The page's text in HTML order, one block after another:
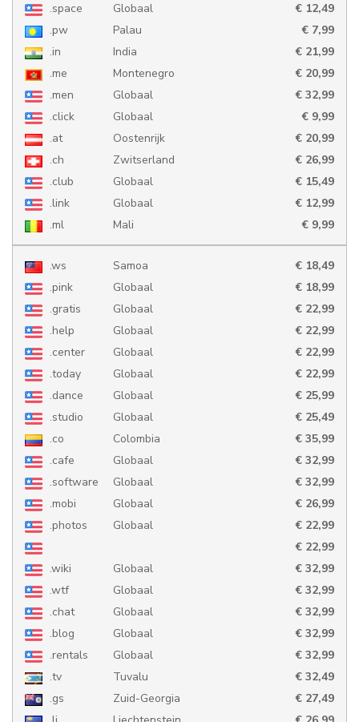
.space
Globaal
€ 12,49
.pw
Palau
€ 7,99
.in
India
€ 21,99
.me
Montenegro
€ 20,99
.men
Globaal
€ 32,99
.click
Globaal
€ 9,99
.at
Oostenrijk
€ 20,99
.ch
Zwitserland
€ 26,99
.club
Globaal
€ 15,49
.link
Globaal
€ 12,99
.ml
Mali € 9,99
.ws Samoa
€ 18,49
.pink
Globaal
€ 18,99
.gratis
Globaal
€ 22,99
.help
Globaal
€ 22,99
.center
Globaal
€ 22,99
.today
Globaal
€ 22,99
.dance
Globaal
€ 25,99
.studio
Globaal
€ 25,49
.co
Colombia
€ 35,99
.cafe
Globaal
€ 32,99
.software
Globaal
€ 32,99
.mobi
Globaal
€ 26,99
.photos
Globaal € 22,99
.photography Globaal
€ 22,99
.wiki
Globaal
€ 32,99
.wtf
Globaal
€ 32,99
.chat
Globaal
€ 32,99
.blog
Globaal
€ 32,99
.rentals
Globaal
€ 32,99
.tv
Tuvalu
€ 32,49
.gs
Zuid-Georgia
€ 27,49